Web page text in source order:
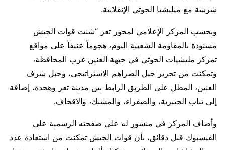
شرسة مع ميليشيا الحوثي الإنقلابية.
وبحسب المركز الإعلامي لمحور تعز “شنت قوات الجيش
مسنودة بالمقاومة الشعبية اليوم، هجوماً عنيفاً على مواقع
تمركز مليشيات الحوثي في جبهة العنين غرب المحافظة،
وتمكنت من تحرير جبل الصراهم الاستراتيجي، وجبل شرف
العنين، المطل على الطريق الرابط بين مدينة تعز وهجدة، إضافة
إلى تباب الجبيرية، والصفراء، والمشبك، والاقحاف.
وأضاف المركز في منشور له على صفحته الرسمية على
الفيسبوك قبل دقائق، بأن قوات الجيش تمكنت من استعادة عدد